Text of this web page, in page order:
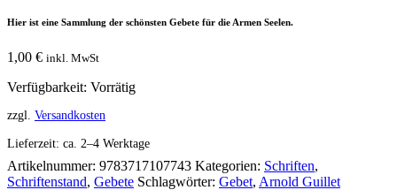
Hier ist eine Sammlung der schönsten Gebete für die Armen Seelen.
1,00 € inkl. MwSt
Verfügbarkeit: Vorrätig
zzgl. Versandkosten
Lieferzeit: ca. 2–4 Werktage
Artikelnummer: 9783717107743 Kategorien: Schriften,
Schriftenstand, Gebete Schlagwörter: Gebet, Arnold Guillet